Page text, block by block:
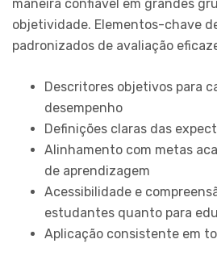
maneira confiável em grandes
objetividade. Elementos-chave
padronizados de avaliação
Descritores objetivos para
desempenho
Definições claras das
Alinhamento com metas
de aprendizagem
Acessibilidade e
estudantes quanto para
Aplicação consistente em